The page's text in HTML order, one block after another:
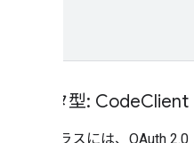
データ型: CodeClient
このクラスには、OAuth